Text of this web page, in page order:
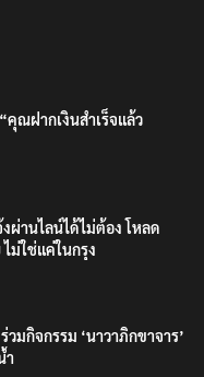
คุณฝากเงินสำเร็จแล้ว
ผ่านไลน์ได้ไม่ต้อง โหลด
ม่ใช่แค่ในกรุง
มกิจกรรม ‘นาวาภิกขาจาร’
ำ